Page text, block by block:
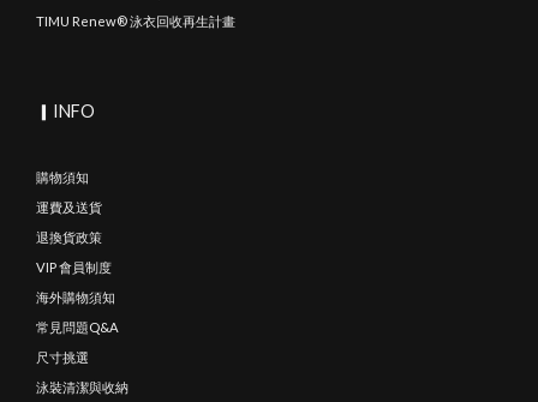
TIMU Renew® 泳衣回收再生計畫
▎INFO
購物須知
運費及送貨
退換貨政策
VIP 會員制度
海外購物須知
常見問題Q&A
尺寸挑選
泳裝清潔與收納